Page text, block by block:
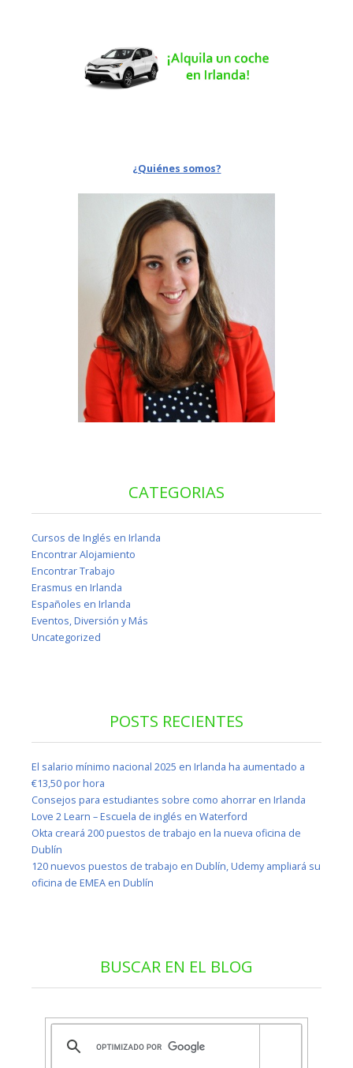
¿Quiénes somos?
CATEGORIAS
Cursos de Inglés en Irlanda
Encontrar Alojamiento
Encontrar Trabajo
Erasmus en Irlanda
Españoles en Irlanda
Eventos, Diversión y Más
Uncategorized
POSTS RECIENTES
El salario mínimo nacional 2025 en Irlanda ha aumentado a
€13,50 por hora
Consejos para estudiantes sobre como ahorrar en Irlanda
Love 2 Learn – Escuela de inglés en Waterford
Okta creará 200 puestos de trabajo en la nueva oficina de
Dublín
120 nuevos puestos de trabajo en Dublín, Udemy ampliará su
oficina de EMEA en Dublín
BUSCAR EN EL BLOG